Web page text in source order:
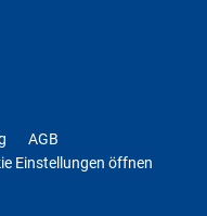
AGB
Einstellungen öffnen